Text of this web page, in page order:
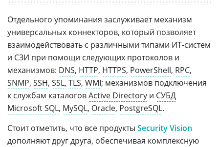
Отдельного упоминания заслуживает механизм
универсальных коннекторов, который позволяет
взаимодействовать с различными типами ИТ-систем
и СЗИ при помощи следующих протоколов и
механизмов: DNS, HTTP, HTTPS, PowerShell, RPC,
SNMP, SSH, SSL, TLS, WMI; механизмов подключения
к службам каталоговActive Directory и СУБД
Microsoft SQL, MySQL, Oracle, PostgreSQL.
Стоит отметить, что все продукты Security Vision
дополняют друг друга, обеспечивая комплексную